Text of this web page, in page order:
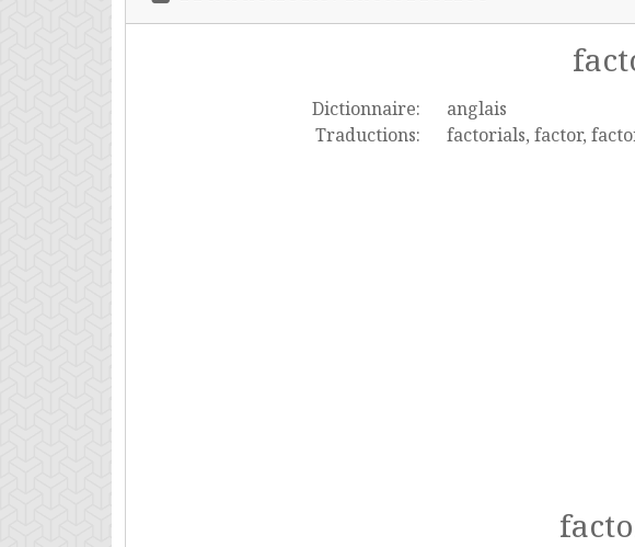
Dictionnaire:
anglais
Traductions:
factorials, factor,